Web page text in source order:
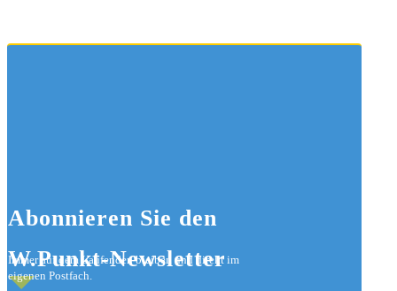
Abonnieren Sie den
W.Punkt-Newsletter
Immer auf dem Laufenden bleiben und direkt im
eigenen Postfach.